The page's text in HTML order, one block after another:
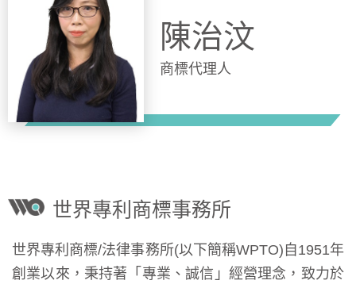
陳治汶
商標代理人
世界專利商標事務所
世界專利商標/法律事務所(以下簡稱WPTO)自1951年
創業以來，秉持著「專業、誠信」經營理念，致力於